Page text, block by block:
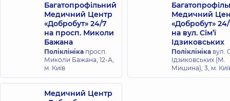
Заєць Наталія
Юріївна
Рентгенолог, 21
років досвіду
Ковальський
Володимир
Олександрович
Рентгенолог,
Корягіна Юлія
Рентгенолог,
Ніколенко Анна
Багатопрофільний
Медичний Центр
«Добробут» 24/7
на просп. Миколи
Бажана
Поліклініка просп.
Миколи Бажана, 12-А,
м. Київ
Медичний
«Добробут»
на вул. Сім’ї
Ідзиковських
Поліклініка вул.
Ідзиковських (М.
Мишина), 3, м.
Медичний Центр